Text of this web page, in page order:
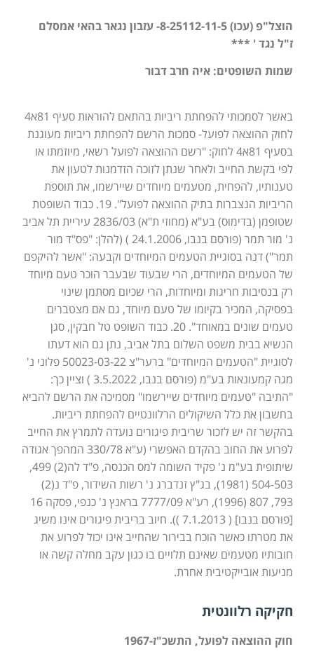
הוצל"פ (עכו) 8-25112-11-5- עזבון נגאר בהאי אמסלם
ז"ל נגד ' ***
שמות השופטים: איה חרב דבור
באשר לסמכותי להפחתת ריביות בהתאם להוראות סעיף 81א4
לחוק ההוצאה לפועל- סמכות הרשם להפחתת ריביות מעוגנת
בסעיף 81א4 לחוק: "רשם ההוצאה לפועל רשאי, מיוזמתו או
לפי בקשת החייב ולאחר שנתן לזוכה הזדמנות לטעון את
טענותיו, להפחית, מטעמים מיוחדים שיירשמו, את תוספת
הריביות הנצברות בתיק ההוצאה לפועל". 19. כבוד השופטת
שטופמן (בדימוס) בע"א (מחוזי ת"א) 2836/03 עיריית תל אביב
נ' מור תמר (פורסם בנבו, 24.1.2006 ) (להלן: "פס"ד מור
תמר") דנה בסוגיית הטעמים המיוחדים וקבעה: "אשר להיקפם
של הטעמים המיוחדים, הרי שבעוד שבעבר הוכר טעם מיוחד
רק בנסיבות חריגות ומיוחדות, הרי שכיום מסתמן שינוי
בפסיקה, המכיר בקיומו של טעם מיוחד, גם אם מצטברים
טעמים שונים במאוחד". 20. כבוד השופט טל חבקין, סגן
הנשיא בבית משפט השלום בתל אביב, נתן גם הוא דעתו
לסוגיית "הטעמים המיוחדים" ברער"צ 50023-03-22 פלוני נ'
מגה קמעונאות בע"מ (פורסם בנבו, 3.5.2022 ) וציין כך:
"התיבה "טעמים מיוחדים שיירשמו" מסמיכה את הרשם להביא
בחשבון את כלל השיקולים הרלוונטיים להפחתת ריביות.
בהקשר זה יש לזכור שריבית פיגורים נועדה לתמרץ את החייב
לפרוע את החוב בהקדם האפשרי (ע"א 330/78 המהפך אגודה
שיתופית בע"מ נ' פקיד השומה למס הכנסה, פ"ד לה(2) 499,
504-503 (1981), בג"ץ זנדברג נ' רשות השידור, פ"ד נ(2)
793, 807 (1996), רע"א 7777/09 בראנץ נ' כנפי, פסקה 16
[פורסם בנבו] ( 7.1.2013 )). חיוב בריבית פיגורים אינו משיג
את מטרתו כאשר הוכח בבירור שהחייב אינו יכול לפרוע את
חובותיו מטעמים שאינם תלויים בו כגון עקב מחלה קשה או
מניעות אובייקטיבית אחרת.
חקיקה רלוונטית
חוק ההוצאה לפועל, התשכ"ז-1967